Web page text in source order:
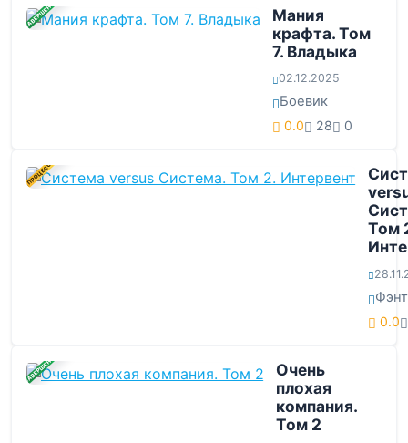
ЗАВЕРШЕНА
Мания
крафта. Том
7. Владыка
02.12.2025
Боевик
0.0 28 0
В ПРОЦЕССЕ
Том
0.0
ЗАВЕРШЕНА
Очень
плохая
компания.
Том 2